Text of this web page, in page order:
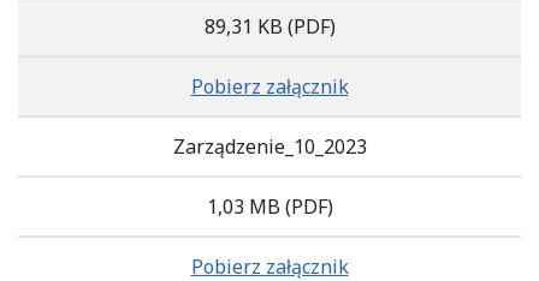
89,31 KB (PDF)
Pobierz załącznik
Zarządzenie_10_2023
1,03 MB (PDF)
Pobierz załącznik